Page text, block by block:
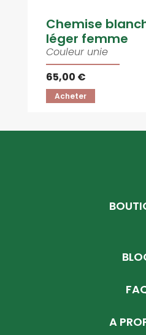
Chemise
léger femme
Couleur unie
65,00 €
Acheter
A